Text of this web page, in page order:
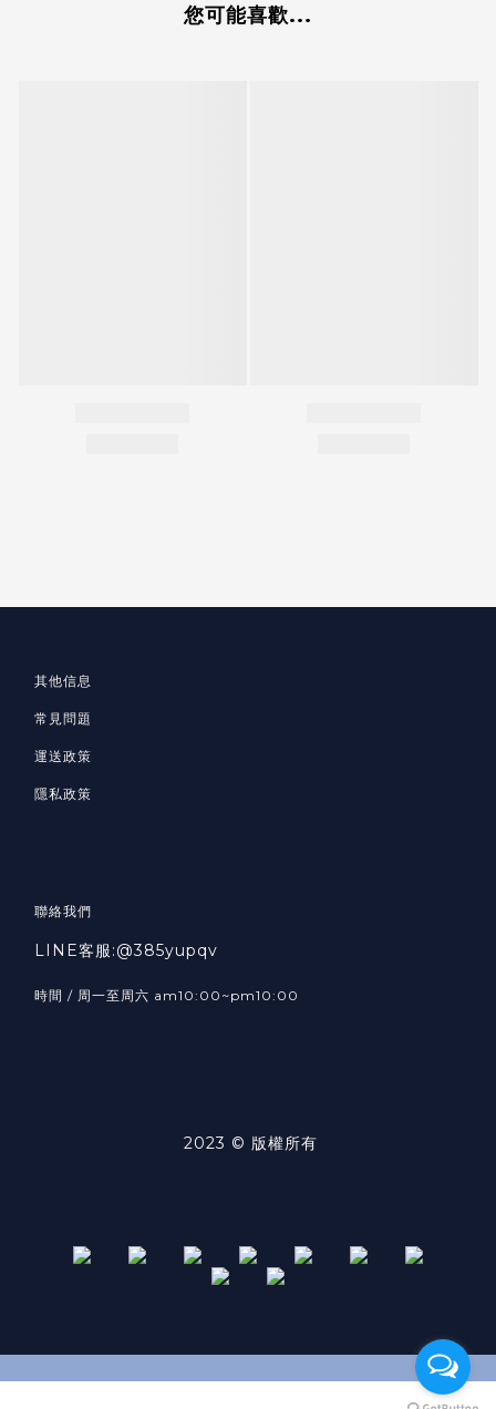
您可能喜歡...
其他信息
常見問題
運送政策
隱私政策
聯絡我們
LINE客服:@385yupqv
時間 / 周一至周六 am10:00~pm10:00
2023 © 版權所有